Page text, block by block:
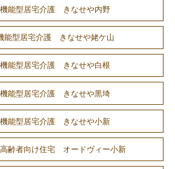
能型居宅介護 きなせや内野
能型居宅介護 きなせや姥ケ山
能型居宅介護 きなせや白根
能型居宅介護 きなせや黒埼
能型居宅介護 きなせや小新
齢者向け住宅 オードヴィー小新